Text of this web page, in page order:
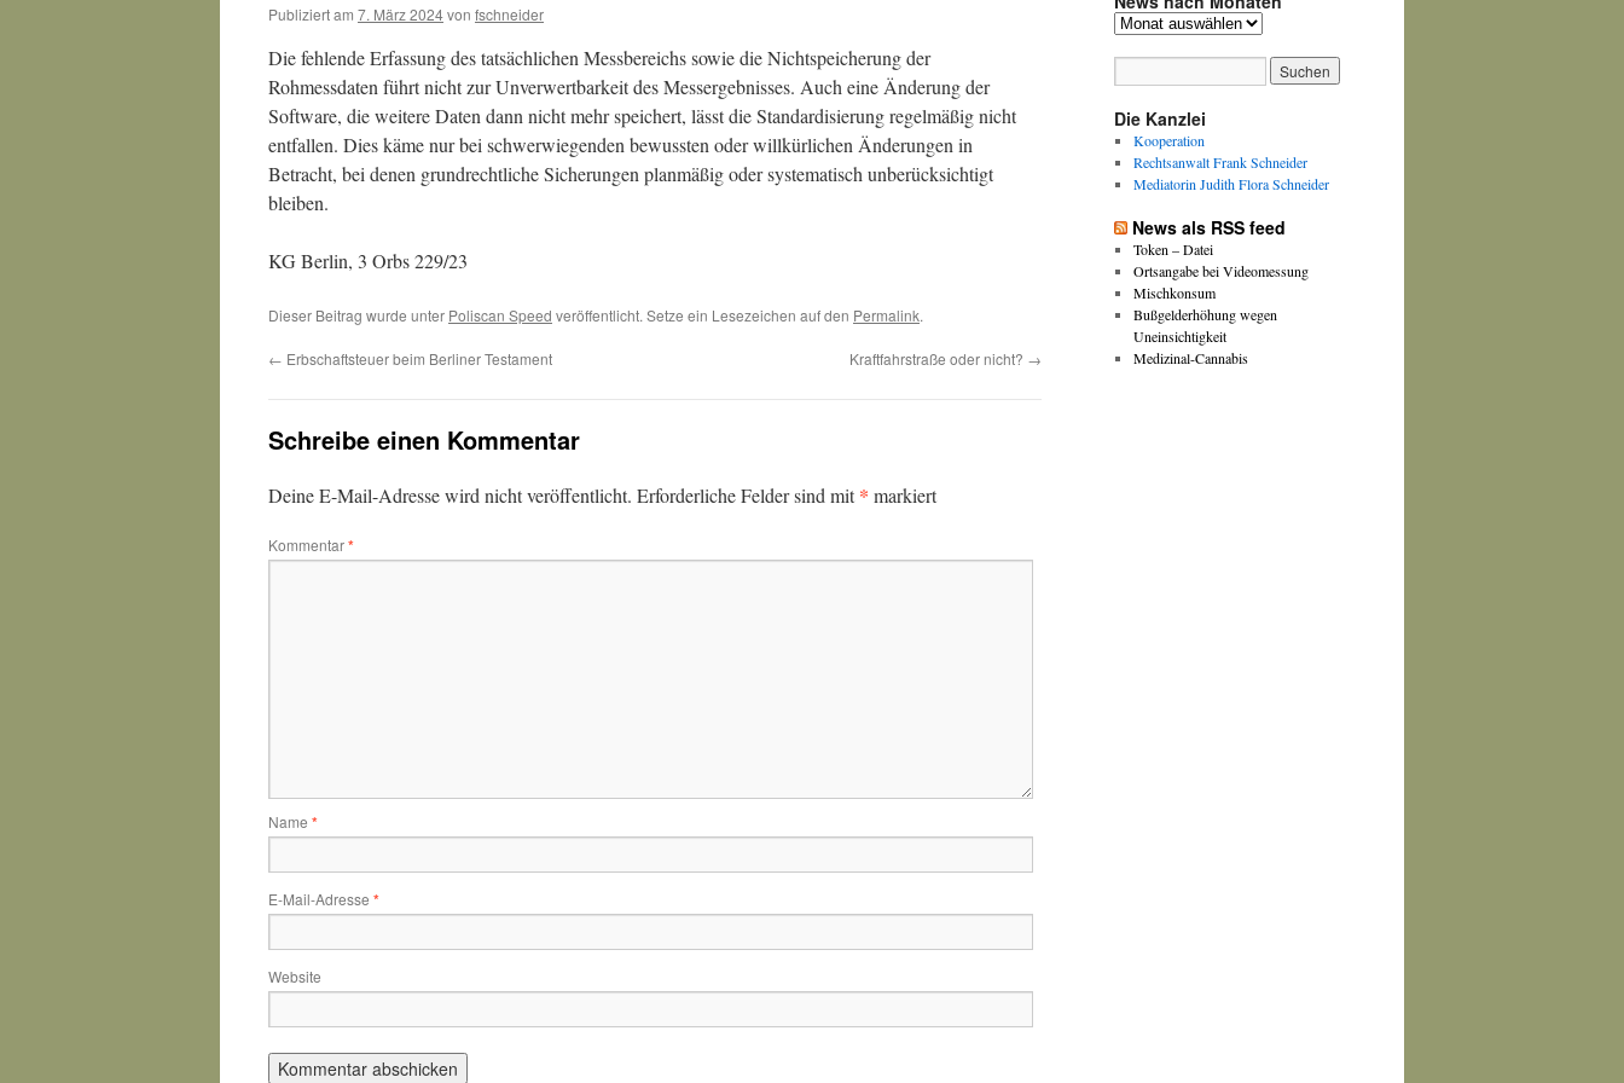
Publiziert am 7. März 2024von fschneider
Die fehlende Erfassung des tatsächlichen Messbereichs sowie die Nichtspeicherung der
Rohmessdaten führt nicht zur Unverwertbarkeit des Messergebnisses. Auch eine Änderung der
Software, die weitere Daten dann nicht mehr speichert, lässt die Standardisierung regelmäßig nicht
entfallen. Dies käme nur bei schwerwiegenden bewussten oder willkürlichen Änderungen in
Betracht, bei denen grundrechtliche Sicherungen planmäßig oder systematisch unberücksichtigt
bleiben.
KG Berlin, 3 Orbs 229/23
Dieser Beitrag wurde unter Poliscan Speed veröffentlicht. Setze ein Lesezeichen auf den Permalink.
← Erbschaftsteuer beim Berliner Testament Kraftfahrstraße oder nicht? →
Schreibe einen Kommentar
Deine E-Mail-Adresse wird nicht veröffentlicht. Erforderliche Felder sind mit* markiert
Kommentar*
Name *
E-Mail-Adresse *
Website
News
Die Kanzlei
Kooperation
Rechtsanwalt Frank Schneider
Mediatorin Judith Flora Schneider
News als RSS feed
Token – Datei
Ortsangabe bei Videomessung
Mischkonsum
Bußgelderhöhung wegen
Uneinsichtigkeit
Medizinal-Cannabis